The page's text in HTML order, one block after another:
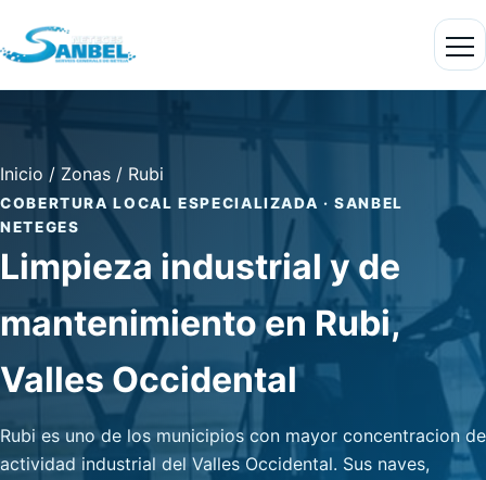
Inicio / Zonas / Rubi
COBERTURA LOCAL ESPECIALIZADA · SANBEL
NETEGES
Limpieza industrial y de
mantenimiento en Rubi,
Valles Occidental
Rubi es uno de los municipios con mayor concentracion de
actividad industrial del Valles Occidental. Sus naves,